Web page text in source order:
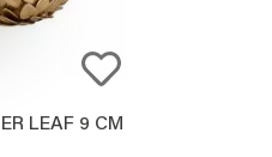
LEAF 9 CM